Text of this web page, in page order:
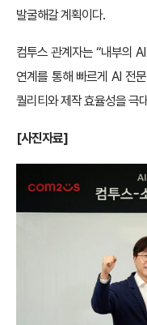
발굴해갈 계획이다.
컴투스 관계자는 “내부의
연계를 통해 빠르게 AI 전
퀄리티와 제작 효율성을 극
[사진자료]